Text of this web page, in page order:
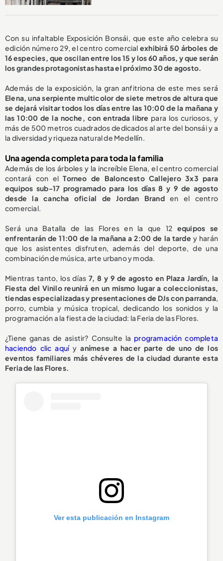
Con su infaltable Exposición Bonsái, que este año celebra su
edición número 29, el centro comercial exhibirá 50 árboles de
16 especies, que oscilan entre los 15 y los 60 años, y que serán
los grandes protagonistas hasta el próximo 30 de agosto.
Además de la exposición, la gran anfitriona de este mes será
Elena, una serpiente multicolor de siete metros de altura que
se dejará visitar todos los días entre las 10:00 de la mañana y
las 10:00 de la noche, con entrada libre para los curiosos, y
más de 500 metros cuadrados dedicados al arte del bonsái y a
la diversidad y riqueza natural de Medellín.
Una agenda completa para toda la familia
Además de los árboles y la increíble Elena, el centro comercial
contará con elTorneo de Baloncesto Callejero 3x3 para
equipos sub-17 programado para los días 8 y 9 de agosto
desde la cancha oficial de Jordan Branden el centro
comercial.
Será una Batalla de las Flores en la que 12 equipos se
enfrentarán de 11:00 de la mañana a 2:00 de la tarde y harán
que los asistentes disfruten, además del deporte, de una
combinación de música, arte urbano y moda.
Mientras tanto, los días 7, 8 y 9 de agosto en Plaza Jardín, la
Fiesta del Vinilo reunirá en un mismo lugar a coleccionistas,
tiendas especializadas y presentaciones de DJs con parranda,
porro, cumbia y música tropical, dedicando los sonidos y la
programación a la fiesta de la ciudad: la Feria de las Flores.
¿Tiene ganas de asistir? Consulte la programación completa
haciendo clic aquíyanímese a hacer parte de uno de los
eventos familiares más chéveres de la ciudad durante esta
Feria de las Flores.
Ver esta publicación en Instagram